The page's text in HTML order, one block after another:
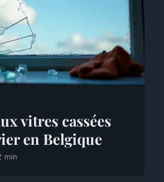
vitres cassées
en Belgique
min